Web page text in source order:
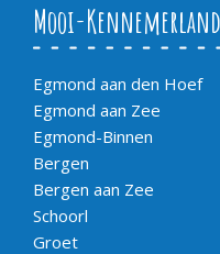
Mooi-Kennemerland
Egmond aan den Hoef
Egmond aan Zee
Egmond-Binnen
Bergen
Bergen aan Zee
Schoorl
Groet